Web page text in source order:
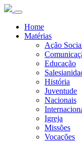
Home
Matérias
Ação
Educação
História
Juventude
Nacionais
Igreja
Missões
Vocações